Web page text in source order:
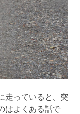
走っていると、突
はよくある話で